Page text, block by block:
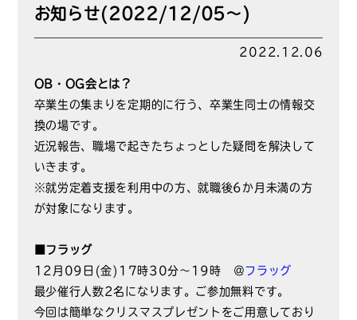
お知らせ(2022/12/05～)
2022.12.06
OB・OG会とは？
卒業生の集まりを定期的に行う、卒業生同士の情報交
換の場です。
近況報告、職場で起きたちょっとした疑問を解決して
いきます。
※就労定着支援を利用中の方、就職後6か月未満の方
が対象になります。
■フラッグ
12月09日(金)17時30分～19時 ＠フラッグ
最少催行人数2名になります。ご参加無料です。
今回は簡単なクリスマスプレゼントをご用意しており